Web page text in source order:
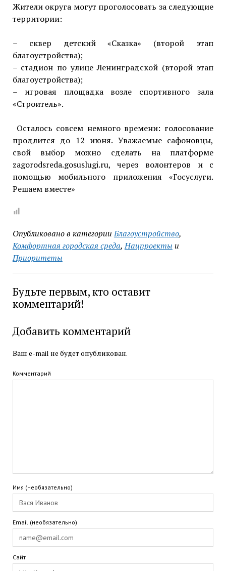
Жители округа могут проголосовать за следующие
территории:
– сквер детский «Сказка» (второй этап
благоустройства);
– стадион по улице Ленинградской (второй этап
благоустройства);
– игровая площадка возле спортивного зала
«Строитель».
Осталось совсем немного времени: голосование
продлится до 12 июня. Уважаемые сафоновцы,
свой выбор можно сделать на платформе
zagorodsreda.gosuslugi.ru, через волонтеров и с
помощью мобильного приложения «Госуслуги.
Решаем вместе»
Опубликовано в категории Благоустройство,
Комфортная городская среда,Нацпроекты и
Приоритеты
Будьте первым, кто оставит
комментарий!
Добавить комментарий
Ваш e-mail не будет опубликован.
Комментарий
Имя (необязательно)
Email (необязательно)
Сайт